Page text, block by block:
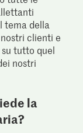
tema della
clienti e
tutto quel
nostri
la